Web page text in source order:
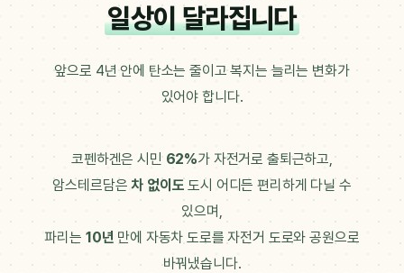
일상이 달라집니다
앞으로 4년 안에 탄소는 줄이고 복지는 늘리는 변화가
있어야 합니다.
코펜하겐은 시민 62%가 자전거로 출퇴근하고,
암스테르담은차 없이도도시 어디든 편리하게 다닐 수
있으며,
파리는 10년 만에 자동차 도로를 자전거 도로와 공원으로
바꿔냈습니다.